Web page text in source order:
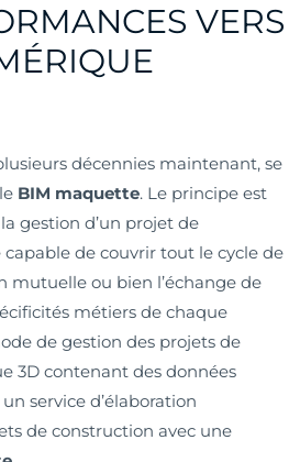
VERS
décennies maintenant, se
BIM maquette. Le principe est
gestion d’un projet de
de couvrir tout le cycle de
mutuelle ou bien l’échange de
métiers de chaque
de gestion des projets de
3D contenant des données
service d’élaboration
de construction avec une